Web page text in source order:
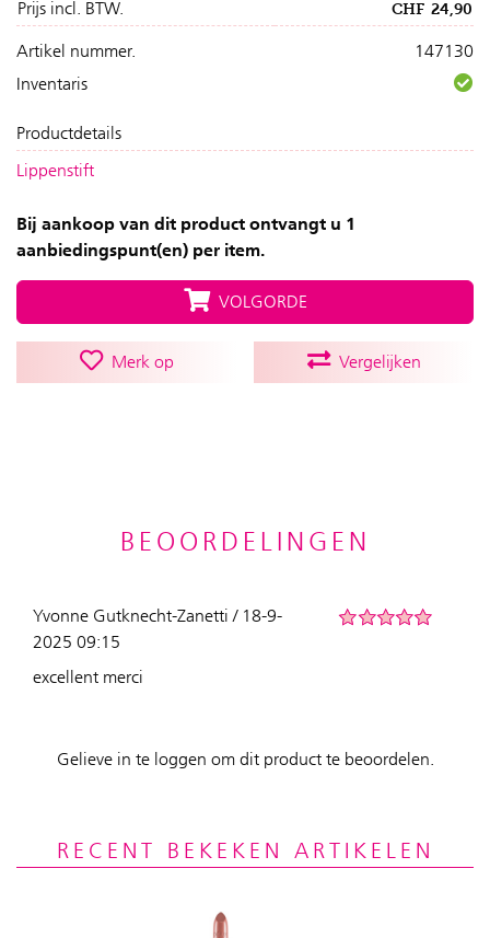
Prijs incl. BTW.
CHF 24,90
Artikel nummer.
147130
Inventaris
Productdetails
Lippenstift
Bij aankoop van dit product ontvangt u 1
aanbiedingspunt(en) per item.
VOLGORDE
Merk op Vergelijken
BEOORDELINGEN
Yvonne Gutknecht-Zanetti / 18-9-
2025 09:15
excellent merci
Gelieve in te loggen om dit product te beoordelen.
RECENT BEKEKEN ARTIKELEN